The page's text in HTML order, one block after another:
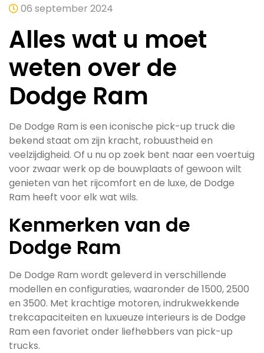
06 september 2024
Alles wat u moet
weten over de
Dodge Ram
De Dodge Ram is een iconische pick-up truck die
bekend staat om zijn kracht, robuustheid en
veelzijdigheid. Of u nu op zoek bent naar een voertuig
voor zwaar werk op de bouwplaats of gewoon wilt
genieten van het rijcomfort en de luxe, de Dodge
Ram heeft voor elk wat wils.
Kenmerken van de
Dodge Ram
De Dodge Ram wordt geleverd in verschillende
modellen en configuraties, waaronder de 1500, 2500
en 3500. Met krachtige motoren, indrukwekkende
trekcapaciteiten en luxueuze interieurs is de Dodge
Ram een favoriet onder liefhebbers van pick-up
trucks.